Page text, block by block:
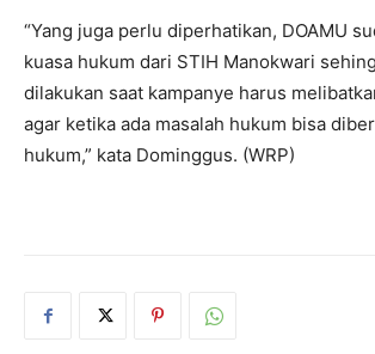
“Yang juga perlu diperhatikan, DOAMU
kuasa hukum dari STIH Manokwari
dilakukan saat kampanye harus
agar ketika ada masalah hukum bisa
hukum,” kata Dominggus. (WRP)